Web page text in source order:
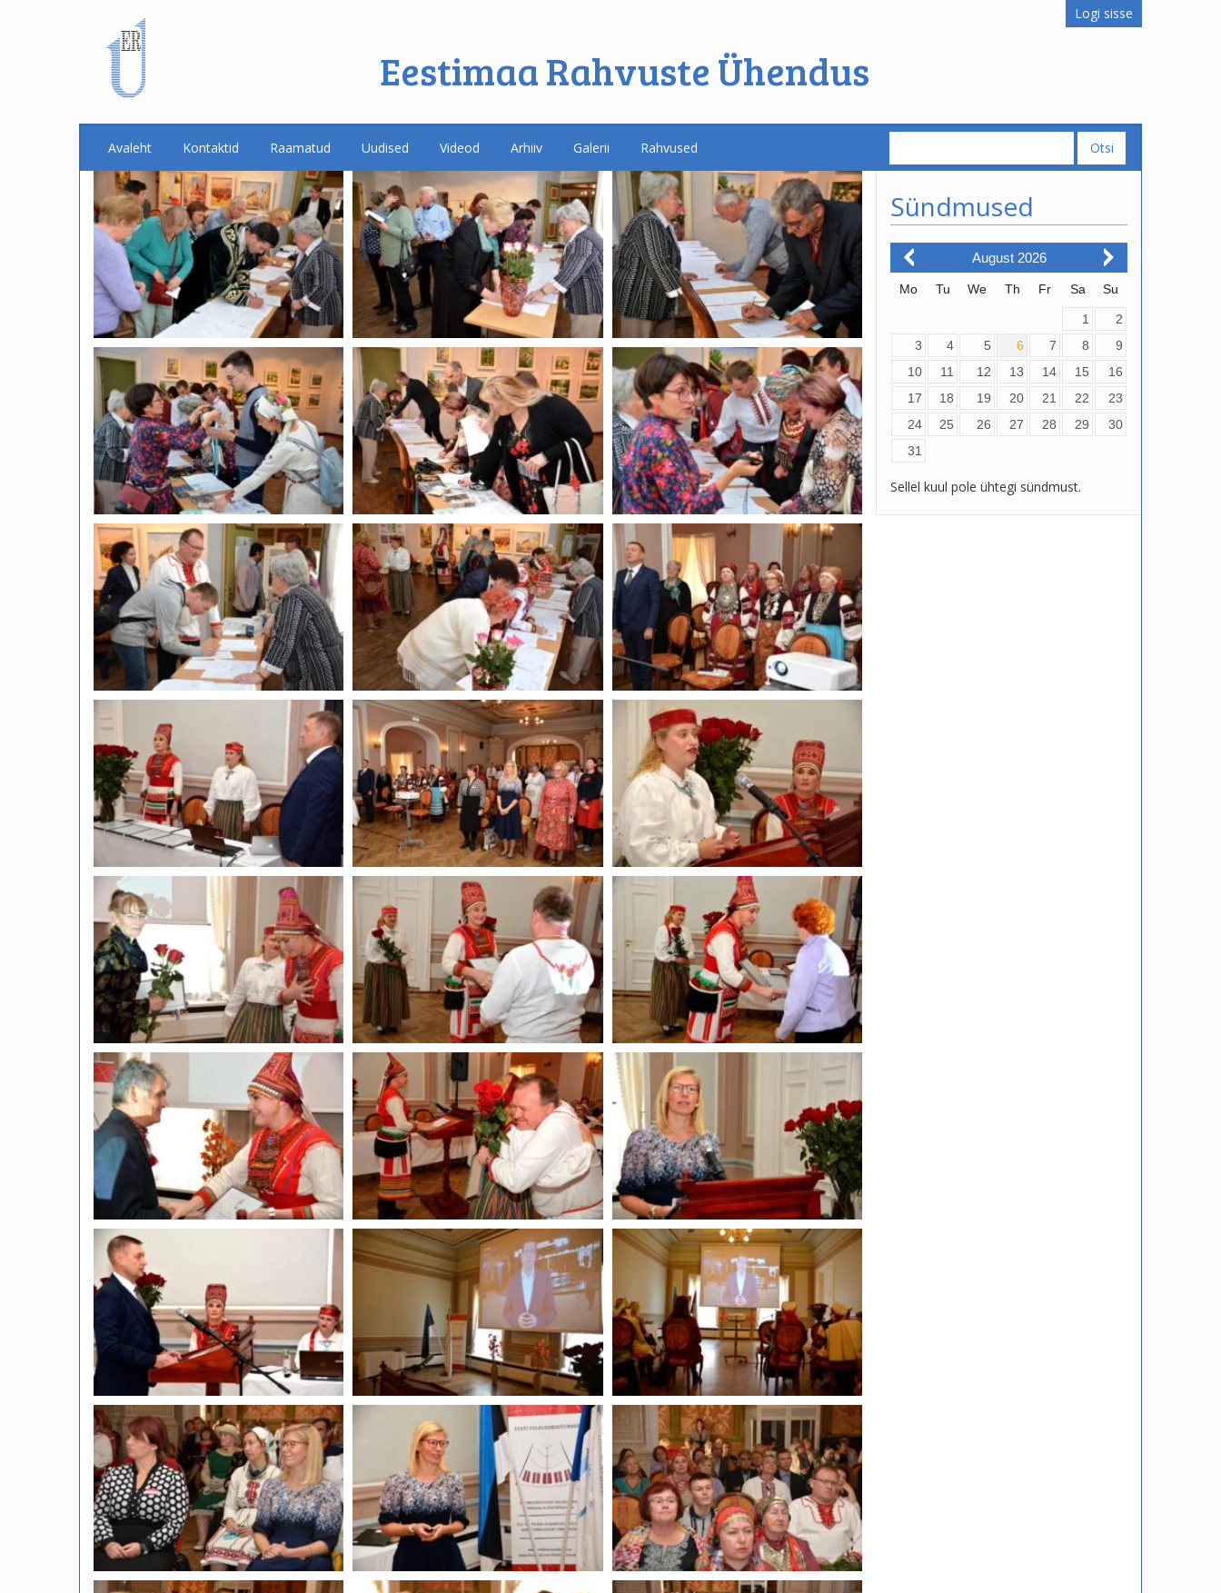
Logi sisse
Eestimaa Rahvuste Ühendus
Avaleht Kontaktid Raamatud Uudised Videod Arhiiv Galerii Rahvused
Sündmused
August 2026
Mo Tu We Th Fr Sa Su
1
2
3
4 5 6 7 8
9
10
11 12 13 14 15
16
17
18 19 20 21 22
23
24
25 26 27 28 29
30
31
Sellel kuul pole ühtegi sündmust.